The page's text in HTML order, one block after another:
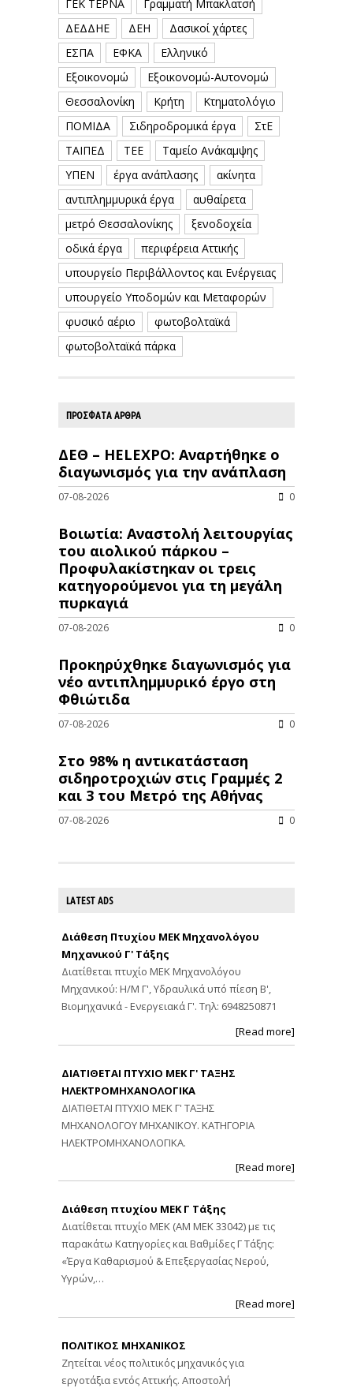
ΓΕΚ ΤΕΡΝΑ
Γραμματή Μπακλατσή
ΔΕΔΔΗΕ
ΔΕΗ
Δασικοί χάρτες
ΕΣΠΑ
ΕΦΚΑ
Ελληνικό
Εξοικονομώ
Εξοικονομώ-Αυτονομώ
Θεσσαλονίκη
Κρήτη
Κτηματολόγιο
ΠΟΜΙΔΑ
Σιδηροδρομικά έργα
ΣτΕ
ΤΑΙΠΕΔ
ΤΕΕ
Ταμείο Ανάκαμψης
ΥΠΕΝ
έργα ανάπλασης
ακίνητα
αντιπλημμυρικά έργα
αυθαίρετα
μετρό Θεσσαλονίκης
ξενοδοχεία
οδικά έργα
περιφέρεια Αττικής
υπουργείο Περιβάλλοντος και Ενέργειας
υπουργείο Υποδομών και Μεταφορών
φυσικό αέριο
φωτοβολταϊκά
φωτοβολταϊκά πάρκα
ΠΡΟΣΦΑΤΑ ΑΡΘΡΑ
ΔΕΘ – HELEXPO: Αναρτήθηκε ο
διαγωνισμός για την ανάπλαση
07-08-2026 0
Βοιωτία: Αναστολή λειτουργίας
του αιολικού πάρκου –
Προφυλακίστηκαν οι τρεις
κατηγορούμενοι για τη μεγάλη
πυρκαγιά
07-08-2026 0
Προκηρύχθηκε διαγωνισμός για
νέo αντιπλημμυρικό έργο στη
Φθιώτιδα
07-08-2026 0
Στο 98% η αντικατάσταση
σιδηροτροχιών στις Γραμμές 2
και 3 του Μετρό της Αθήνας
07-08-2026 0
LATEST ADS
Διάθεση Πτυχίου ΜΕΚ Μηχανολόγου
Μηχανικού Γ' Τάξης
Διατίθεται πτυχίο ΜΕΚ Μηχανολόγου
Μηχανικού: Η/Μ Γ', Υδραυλικά υπό πίεση Β',
Βιομηχανικά - Ενεργειακά Γ'. Τηλ: 6948250871
[Read more]
ΔΙΑΤΙΘΕΤΑΙ ΠΤΥΧΙΟ ΜΕΚ Γ' ΤΑΞΗΣ
ΗΛΕΚΤΡΟΜΗΧΑΝΟΛΟΓΙΚΑ
ΔΙΑΤΙΘΕΤΑΙ ΠΤΥΧΙΟ ΜΕΚ Γ' ΤΑΞΗΣ
ΜΗΧΑΝΟΛΟΓΟΥ ΜΗΧΑΝΙΚΟΥ. ΚΑΤΗΓΟΡΙΑ
ΗΛΕΚΤΡΟΜΗΧΑΝΟΛΟΓΙΚΑ.
[Read more]
Διάθεση πτυχίου ΜΕΚ Γ Τάξης
Διατίθεται πτυχίο ΜΕΚ (ΑΜ ΜΕΚ 33042) με τις
παρακάτω Κατηγορίες και Βαθμίδες Γ Τάξης:
«Έργα Καθαρισμού & Επεξεργασίας Νερού,
Υγρών,…
[Read more]
ΠΟΛΙΤΙΚΟΣ ΜΗΧΑΝΙΚΟΣ
Ζητείται νέος πολιτικός μηχανικός για
εργοτάξια εντός Αττικής. Αποστολή